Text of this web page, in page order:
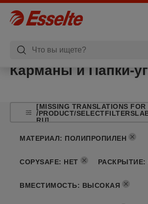
Карманы и Папки-
[MISSING TRANSLATIONS FOR
/PRODUCT/
RU]
МАТЕРИАЛ: ПОЛИПРОПИЛЕН
COPYSAFE: НЕТ РАСКРЫТИЕ:
ВМЕСТИМОСТЬ: ВЫСОКАЯ